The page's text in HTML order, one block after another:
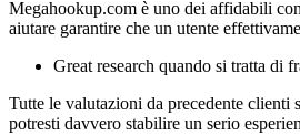
Megahookup.com è uno dei affidabili
aiutare garantire che un utente
Great research quando si tratta di
Tutte le valutazioni da precedente
potresti davvero stabilire un serio